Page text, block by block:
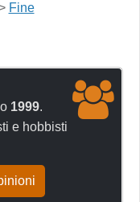
Fine
1999.
e hobbisti